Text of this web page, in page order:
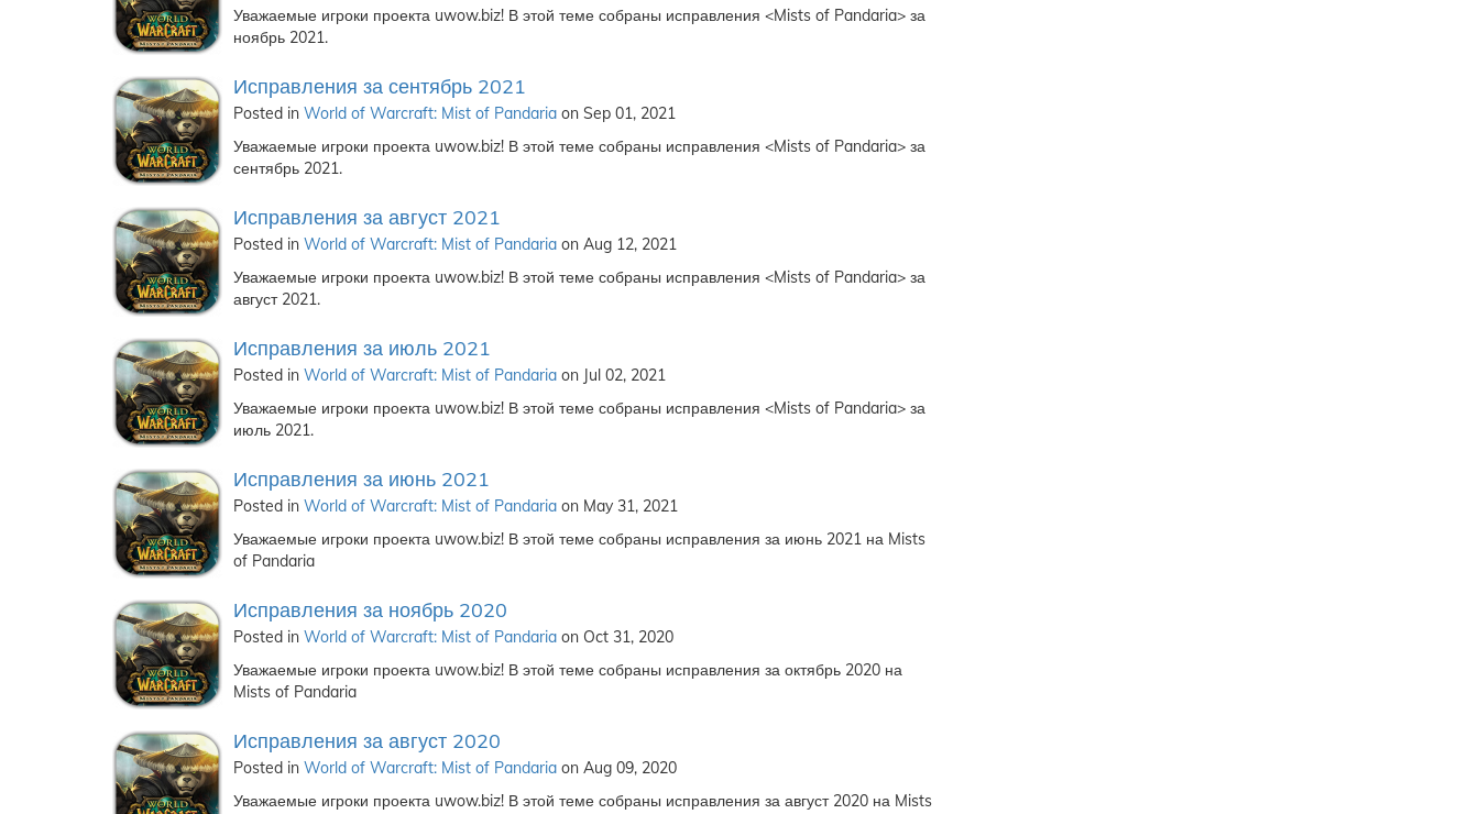
Уважаемые игроки проекта uwow.biz! В этой теме собраны исправления <Mists of Pandaria> за
ноябрь 2021.
Исправления за сентябрь 2021
Posted in World of Warcraft: Mist of Pandaria on Sep 01, 2021
Уважаемые игроки проекта uwow.biz! В этой теме собраны исправления <Mists of Pandaria> за
сентябрь 2021.
Исправления за август 2021
Posted in World of Warcraft: Mist of Pandaria on Aug 12, 2021
Уважаемые игроки проекта uwow.biz! В этой теме собраны исправления <Mists of Pandaria> за
август 2021.
Исправления за июль 2021
Posted in World of Warcraft: Mist of Pandaria on Jul 02, 2021
Уважаемые игроки проекта uwow.biz! В этой теме собраны исправления <Mists of Pandaria> за
июль 2021.
Исправления за июнь 2021
Posted in World of Warcraft: Mist of Pandaria on May 31, 2021
Уважаемые игроки проекта uwow.biz! В этой теме собраны исправления за июнь 2021 на Mists
of Pandaria
Исправления за ноябрь 2020
Posted in World of Warcraft: Mist of Pandaria on Oct 31, 2020
Уважаемые игроки проекта uwow.biz! В этой теме собраны исправления за октябрь 2020 на
Mists of Pandaria
Исправления за август 2020
Posted in World of Warcraft: Mist of Pandaria on Aug 09, 2020
Уважаемые игроки проекта uwow.biz! В этой теме собраны исправления за август 2020 на Mists